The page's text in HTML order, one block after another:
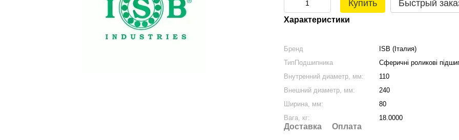
Купить Быстрый
Характеристики
Бренд
ISB (Італия)
ТипПодшипника
Сферичні роликові
Внутренний диаметр, мм:
110
Внешний диаметр, мм:
240
Ширина, мм:
80
Вага, кг:
18.0000
Доставка Оплата